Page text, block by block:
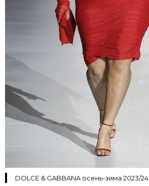
DOLCE & GABBANA осень-зима 2023/24